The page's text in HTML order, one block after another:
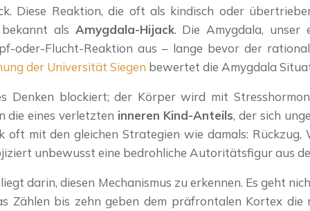
Diese Reaktion, die oft als kindisch oder
bekannt als Amygdala-Hijack. Die Amygdala, unser
oder-Flucht-Reaktion aus – lange bevor der
der Universität Siegen bewertet die Amygdala
Denken blockiert; der Körper wird mit
die eines verletzten inneren Kind-Anteils, der sich
oft mit den gleichen Strategien wie damals:
unbewusst eine bedrohliche Autoritätsfigur aus
darin, diesen Mechanismus zu erkennen. Es geht
Zählen bis zehn geben dem präfrontalen Kortex